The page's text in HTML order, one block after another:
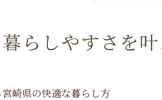
快適を追
注
らしやすさを
崎県の快適な暮らし方